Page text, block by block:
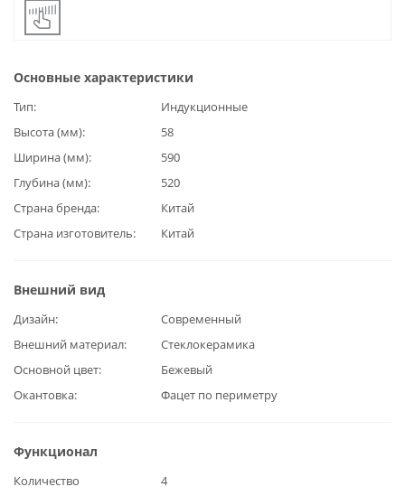
Основные характеристики
Тип
Индукционные
Высота (мм)
58
Ширина (мм)
590
Глубина (мм)
520
Страна бренда
Китай
Страна изготовитель
Китай
Внешний вид
Дизайн
Современный
Внешний материал
Стеклокерамика
Основной цвет
Бежевый
Окантовка
Фацет по периметру
Функционал
Количество
4